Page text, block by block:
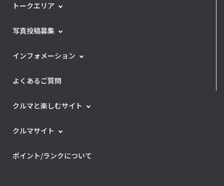
トークエリア
写真投稿募集
インフォメーション
よくあるご質問
クルマと楽しむサイト
クルマサイト
ポイント/ランクについて